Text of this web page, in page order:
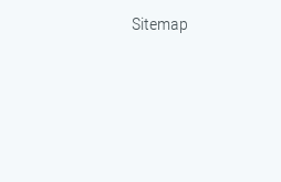
Sitemap